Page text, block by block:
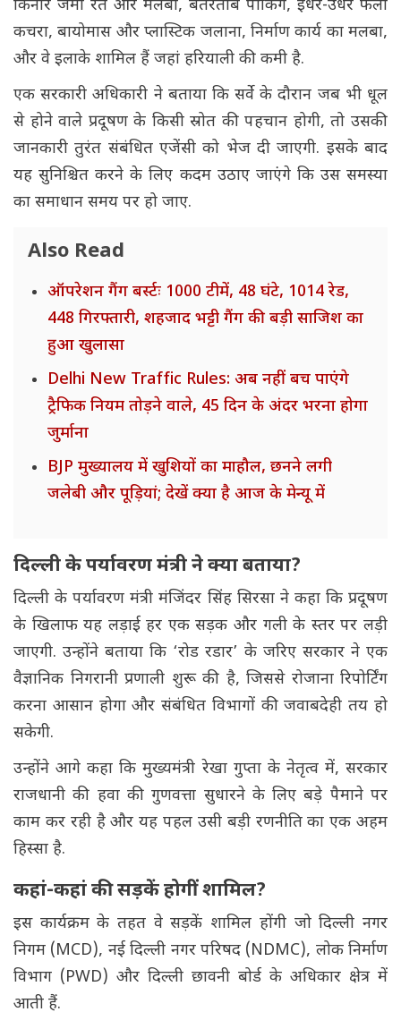
किनारे जमा रेत और मलबा, बेतरतीब पार्किंग, इधर-उधर फैला
कचरा, बायोमास और प्लास्टिक जलाना, निर्माण कार्य का मलबा,
और वे इलाके शामिल हैं जहां हरियाली की कमी है.
एक सरकारी अधिकारी ने बताया कि सर्वे के दौरान जब भी धूल
से होने वाले प्रदूषण के किसी स्रोत की पहचान होगी, तो उसकी
जानकारी तुरंत संबंधित एजेंसी को भेज दी जाएगी. इसके बाद
यह सुनिश्चित करने के लिए कदम उठाए जाएंगे कि उस समस्या
का समाधान समय पर हो जाए.
Also Read
ऑपरेशन गैंग बर्स्टः 1000 टीमें, 48 घंटे, 1014 रेड,
448 गिरफ्तारी, शहजाद भट्टी गैंग की बड़ी साजिश का
हुआ खुलासा
Delhi New Traffic Rules: अब नहीं बच पाएंगे
ट्रैफिक नियम तोड़ने वाले, 45 दिन के अंदर भरना होगा
जुर्माना
BJP मुख्यालय में खुशियों का माहौल, छनने लगी
जलेबी और पूड़ियां; देखें क्या है आज के मेन्यू में
दिल्ली के पर्यावरण मंत्री ने क्या बताया?
दिल्ली के पर्यावरण मंत्री मंजिंदर सिंह सिरसा ने कहा कि प्रदूषण
के खिलाफ यह लड़ाई हर एक सड़क और गली के स्तर पर लड़ी
जाएगी. उन्होंने बताया कि ‘रोड रडार’ के जरिए सरकार ने एक
वैज्ञानिक निगरानी प्रणाली शुरू की है, जिससे रोजाना रिपोर्टिंग
करना आसान होगा और संबंधित विभागों की जवाबदेही तय हो
सकेगी.
उन्होंने आगे कहा कि मुख्यमंत्री रेखा गुप्ता के नेतृत्व में, सरकार
राजधानी की हवा की गुणवत्ता सुधारने के लिए बड़े पैमाने पर
काम कर रही है और यह पहल उसी बड़ी रणनीति का एक अहम
हिस्सा है.
कहां-कहां की सड़कें होगीं शामिल?
इस कार्यक्रम के तहत वे सड़कें शामिल होंगी जो दिल्ली नगर
निगम (MCD), नई दिल्ली नगर परिषद (NDMC), लोक निर्माण
विभाग (PWD) और दिल्ली छावनी बोर्ड के अधिकार क्षेत्र में
आती हैं.